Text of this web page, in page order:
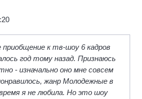
к тв-шоу 6 кадров
год тому назад. Признаюсь
- изначально оно мне совсем
жанр Молодежные в
я не любила. Но это шоу